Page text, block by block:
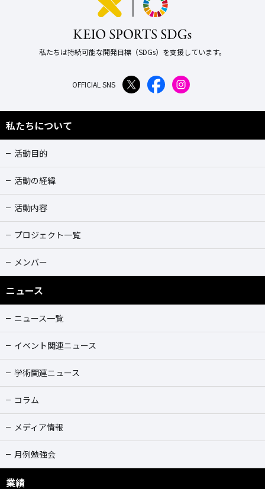
私たちは持続可能な開発目標（SDGs）を支援しています。
OFFICIAL SNS
私たちについて
活動目的
活動の経緯
活動内容
プロジェクト一覧
メンバー
ニュース
ニュース一覧
イベント関連ニュース
学術関連ニュース
コラム
メディア情報
月例勉強会
業績